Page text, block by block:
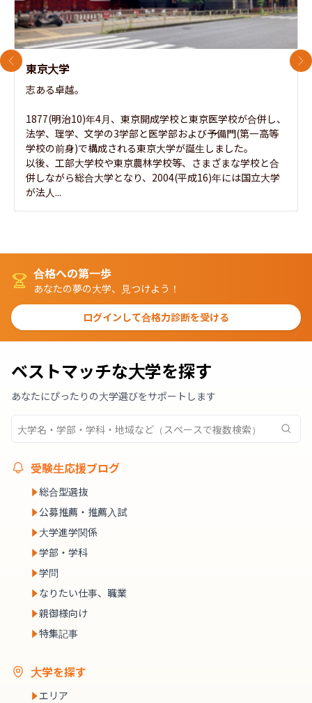
東京大学
志ある卓越。
1877(明治10)年4月、東京開成学校と東京医学校が合併し、
法学、理学、文学の3学部と医学部および予備門(第一高等
学校の前身)で構成される東京大学が誕生しました。
以後、工部大学校や東京農林学校等、さまざまな学校と合
併しながら総合大学となり、2004(平成16)年には国立大学
が法人...
前のスライド 次
合格への第一歩
あなたの夢の大学、見つけよう！
ログインして合格力診断を受ける
ベストマッチな大学を探す
あなたにぴったりの大学選びをサポートします
受験生応援ブログ
総合型選抜
公募推薦・推薦入試
大学進学関係
学部・学科
学問
なりたい仕事、職業
親御様向け
特集記事
大学を探す
エリア